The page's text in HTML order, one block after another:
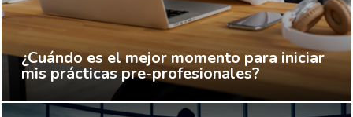
¿Cuándo es el mejor momento para iniciar
mis prácticas pre-profesionales?